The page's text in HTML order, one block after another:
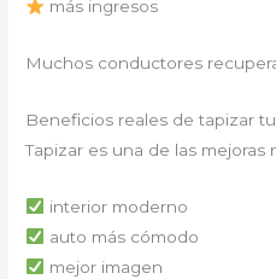
más ingresos
Muchos conductores
Beneficios reales de tapizar
Tapizar es una de las mejoras
interior moderno
auto más cómodo
mejor imagen